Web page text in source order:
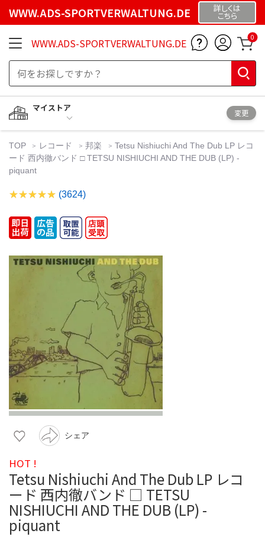
WWW.ADS-SPORTVERWALTUNG.DE 詳しくは
こちら
WWW.ADS-SPORTVERWALTUNG.DE 0
マイストア
変更
TOP レコード 邦楽
Tetsu Nishiuchi And The Dub LP レコ
ード 西内徹バンド □ TETSU NISHIUCHI AND THE DUB (LP) -
piquant
(3624)
シェア
HOT !
Tetsu Nishiuchi And The Dub LP レコ
ード 西内徹バンド □ TETSU
NISHIUCHI AND THE DUB (LP) -
piquant